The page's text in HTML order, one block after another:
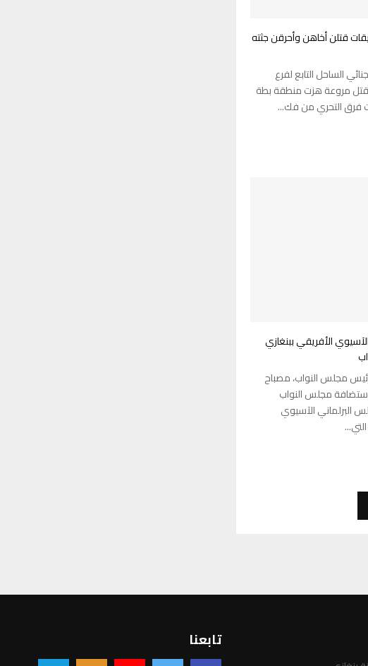
قتلن أخاهن وأحرقن جثته
الساحل التابع لفرع
قتل مروعة هزت منطقة بطة
فرق التحري من فك...
الأفريقي ببنغازي
لرئيس مجلس النواب، مصباح
مجلس النواب
البرلماني الآسيوي
تابعنا